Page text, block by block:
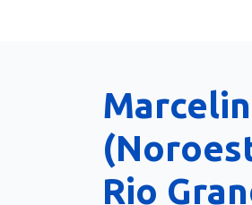
Rio